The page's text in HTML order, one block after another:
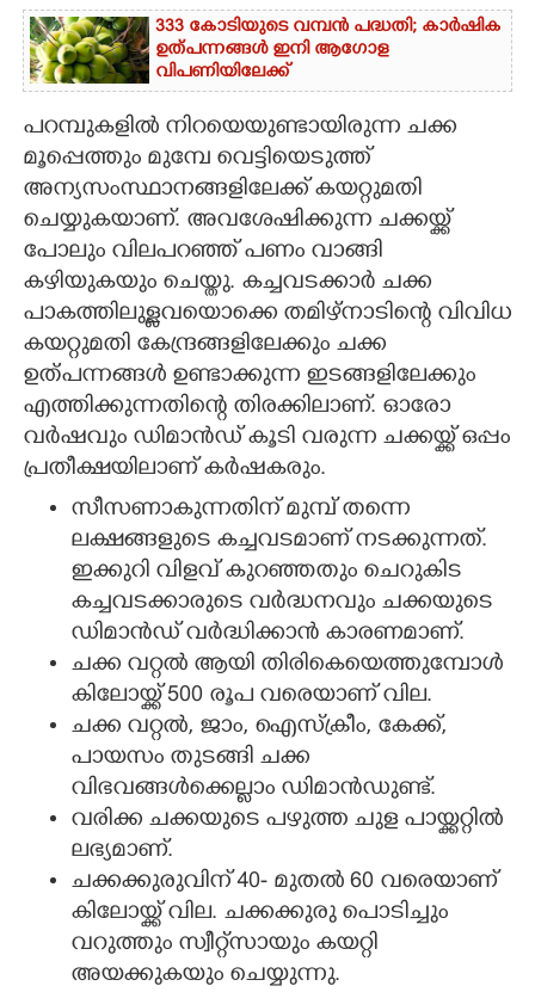
333 കോടിയുടെ വമ്പന്‍ പദ്ധതി; കാര്‍ഷിക
ഉത്പന്നങ്ങള്‍ ഇനി ആഗോള
വിപണിയിലേക്ക്
പറമ്പുകളിൽ നിറയെയുണ്ടായിരുന്ന ചക്ക
മൂപ്പെത്തും മുമ്പേ വെട്ടിയെടുത്ത്
അന്യസംസ്ഥാനങ്ങളിലേക്ക് കയറ്റുമതി
ചെയ്യുകയാണ്. അവശേഷിക്കുന്ന ചക്കയ്ക്ക്
പോലും വിലപറഞ്ഞ് പണം വാങ്ങി
കഴിയുകയും ചെയ്തു. കച്ചവടക്കാർ ചക്ക
പാകത്തിലുള്ളവയൊക്കെ തമിഴ്നാടിന്റെ വിവിധ
കയറ്റുമതി കേന്ദ്രങ്ങളിലേക്കും ചക്ക
ഉത്പന്നങ്ങൾ ഉണ്ടാക്കുന്ന ഇടങ്ങളിലേക്കും
എത്തിക്കുന്നതിന്റെ തിരക്കിലാണ്. ഓരോ
വർഷവും ഡിമാൻഡ് കൂടി വരുന്ന ചക്കയ്ക്ക് ഒപ്പം
പ്രതീക്ഷയിലാണ് കർഷകരും.
സീസണാകുന്നതിന് മുമ്പ് തന്നെ
ലക്ഷങ്ങളുടെ കച്ചവടമാണ് നടക്കുന്നത്.
ഇക്കുറി വിളവ് കുറഞ്ഞതും ചെറുകിട
കച്ചവടക്കാരുടെ വർദ്ധനവും ചക്കയുടെ
ഡിമാൻഡ് വർദ്ധിക്കാൻ കാരണമാണ്.
ചക്ക വറ്റൽ ആയി തിരികെയെത്തുമ്പോൾ
കിലോയ്ക്ക് 500 രൂപ വരെയാണ് വില.
ചക്ക വറ്റൽ, ജാം, ഐസ്ക്രീം, കേക്ക്,
പായസം തുടങ്ങി ചക്ക
വിഭവങ്ങൾക്കെല്ലാം ഡിമാൻഡുണ്ട്.
വരിക്ക ചക്കയുടെ പഴുത്ത ചുള പായ്ക്കറ്റിൽ
ലഭ്യമാണ്.
ചക്കക്കുരുവിന് 40- മുതൽ 60 വരെയാണ്
കിലോയ്ക്ക് വില. ചക്കക്കുരു പൊടിച്ചും
വറുത്തും സ്വീറ്റ്സായും കയറ്റി
അയക്കുകയും ചെയ്യുന്നു.